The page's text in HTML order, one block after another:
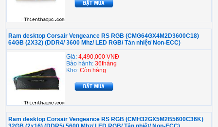
Ram desktop Corsair Vengeance RS RGB (CMG64GX4M2D3600C18)
64GB (2X32) (DDR4/ 3600 Mhz/ LED RGB/ Tản nhiệt/ Non-ECC)
Giá: 4,490,000 VNĐ
Bảo hành: 36tháng
Kho: Còn hàng
Ram desktop Corsair Vengeance RS RGB (CMH32GX5M2B5600C36K)